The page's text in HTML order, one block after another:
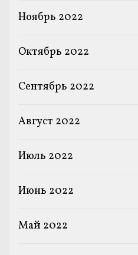
Ноябрь 2022
Октябрь 2022
Сентябрь 2022
Август 2022
Июль 2022
Июнь 2022
Май 2022